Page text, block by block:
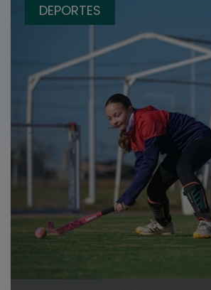
DEPORTES